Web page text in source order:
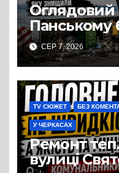
Оглядовий
Панському
СЕР 7, 2026
TV СЮЖЕТ БЕЗ
У ЧЕРКАСАХ
Ремонт
вулиці